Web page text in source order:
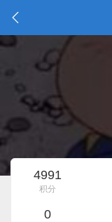
4991
积分
0